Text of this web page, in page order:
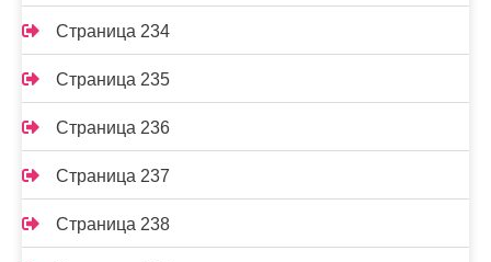
Страница 234
Страница 235
Страница 236
Страница 237
Страница 238